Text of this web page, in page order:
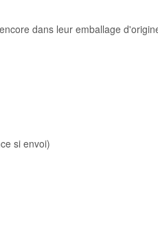
dans leur emballage
si envoi)